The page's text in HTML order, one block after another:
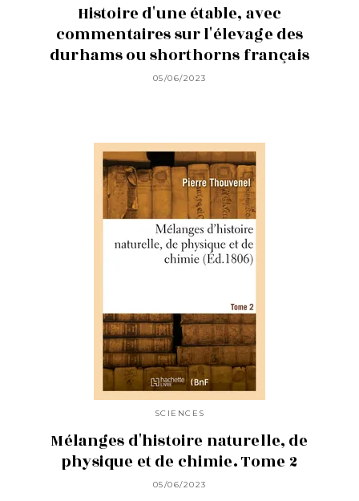
Histoire d'une étable, avec
commentaires sur l'élevage des
durhams ou shorthorns français
05/06/2023
SCIENCES
Mélanges d'histoire naturelle, de
physique et de chimie. Tome 2
05/06/2023